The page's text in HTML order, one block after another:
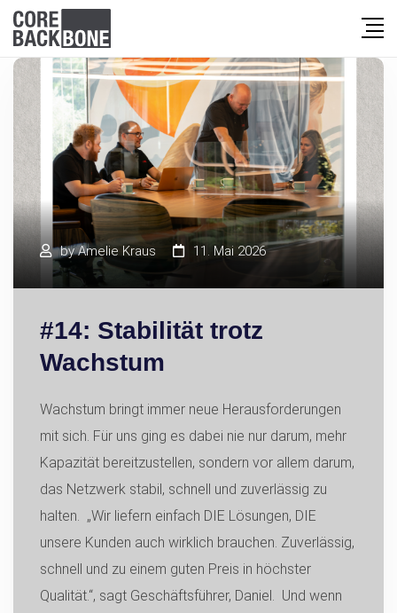
byAmelie Kraus 11. Mai 2026
#14: Stabilität trotz
Wachstum
Wachstum bringt immer neue Herausforderungen
mit sich. Für uns ging es dabei nie nur darum, mehr
Kapazität bereitzustellen, sondern vor allem darum,
das Netzwerk stabil, schnell und zuverlässig zu
halten. „Wir liefern einfach DIE Lösungen, DIE
unsere Kunden auch wirklich brauchen. Zuverlässig,
schnell und zu einem guten Preis in höchster
Qualität.“, sagt Geschäftsführer, Daniel. Und wenn